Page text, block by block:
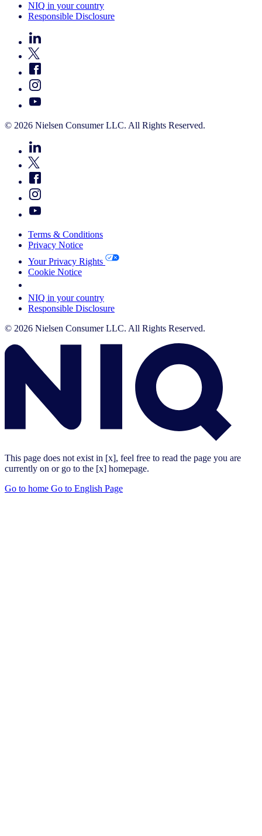
NIQ in your country
Responsible Disclosure
© 2026 Nielsen Consumer LLC. All Rights Reserved.
Terms & Conditions
Privacy Notice
Your Privacy Rights
Cookie Notice
NIQ in your country
Responsible Disclosure
© 2026 Nielsen Consumer LLC. All Rights Reserved.
This page does not exist in [x], feel free to read the page you are
currently on or go to the [x] homepage.
Go to home Go to English Page